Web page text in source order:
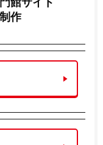
館サイト
作